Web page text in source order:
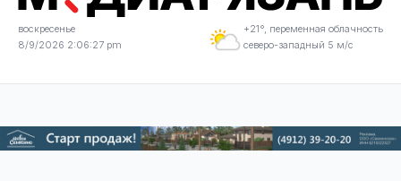
воскресенье
8/9/2026 2:06:28 pm
+21°, переменная облачность
северо-западный 5 м/с